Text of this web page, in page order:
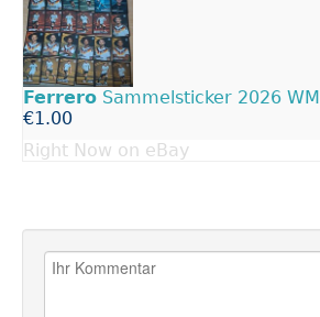
Ferrero Sammelsticker 2026 WM
€1.00
Right Now on eBay